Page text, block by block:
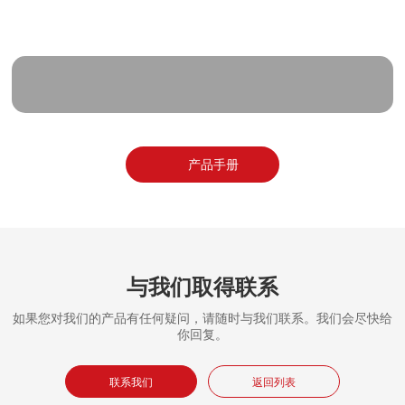
产品手册
与我们取得联系
如果您对我们的产品有任何疑问，请随时与我们联系。我们会尽快给
你回复。
联系我们 返回列表